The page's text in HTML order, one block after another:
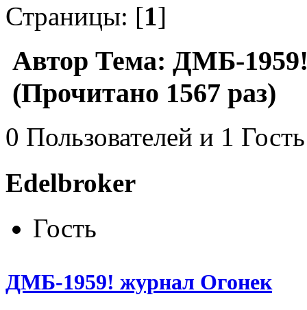
Страницы: [1]
Автор Тема: ДМБ-
(Прочитано 1567 раз)
0 Пользователей и 1
Edelbroker
Гость
ДМБ-1959! журнал Огонек